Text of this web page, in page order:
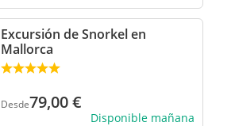
Excursión de Snorkel en
Mallorca
Desde79,00€
Disponible mañana